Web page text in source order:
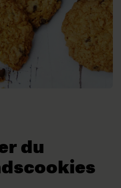
du